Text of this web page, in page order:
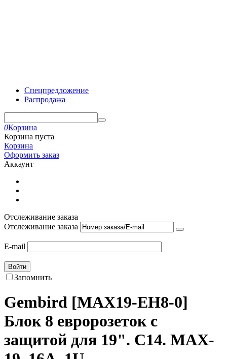
Спецпредложение
Распродажа
0Корзина
Корзина пуста
Корзина
Оформить заказ
Аккаунт
Отслеживание заказа
Отслеживание заказа
E-mail
Войти
Запомнить
Gembird [MAX19-EH8-0]
Блок 8 евророзеток с
защитой для 19". C14. MAX-